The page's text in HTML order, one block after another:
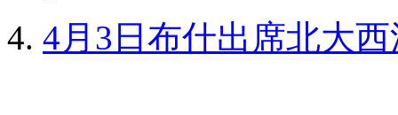
4月3日布什出席北大